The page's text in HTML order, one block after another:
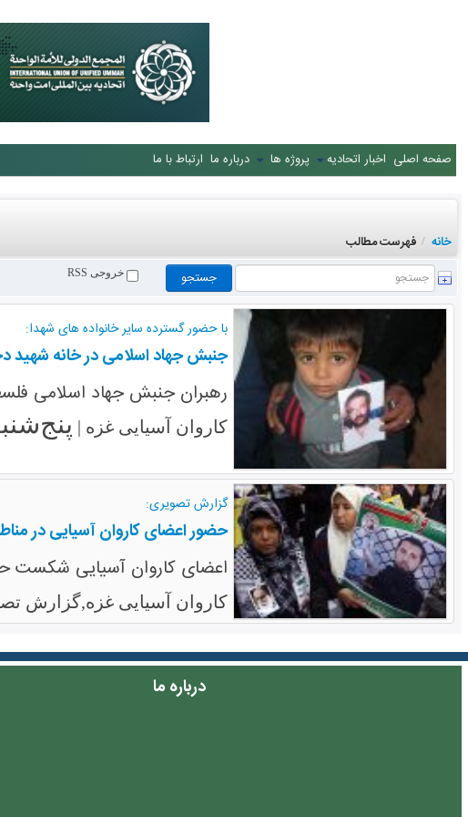
صفحه اصلی اخبار اتحادیه پروژه ها درباره ما ارتباط با ما
خانه / فهرست مطالب
خروجی RSS
با حضور گسترده سایر خانواده های شهدا:
جنبش جهاد اسلامی در خانه شهید
رهبران جنبش جهاد اسلامی فلسطین روز گذشته
کاروان آسیایی غزه | پنج‌شنبه ۱۶ دی
گزارش تصویری:
حضور اعضای کاروان آسیایی در
اعضای کاروان آسیایی شکست
کاروان آسیایی غزه,گزارش
درباره ما